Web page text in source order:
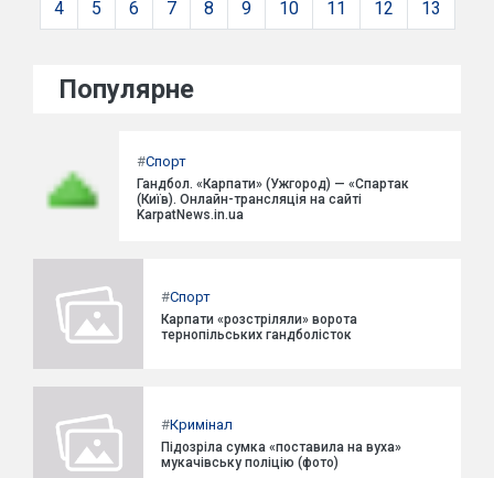
4 5 6 7 8 9 10 11 12 13
Популярне
#Спорт
Гандбол. «Карпати» (Ужгород) — «Спартак
(Київ). Онлайн-трансляція на сайті
KarpatNews.in.ua
#Спорт
Карпати «розстріляли» ворота
тернопільських гандболісток
#Кримінал
Підозріла сумка «поставила на вуха»
мукачівську поліцію (фото)